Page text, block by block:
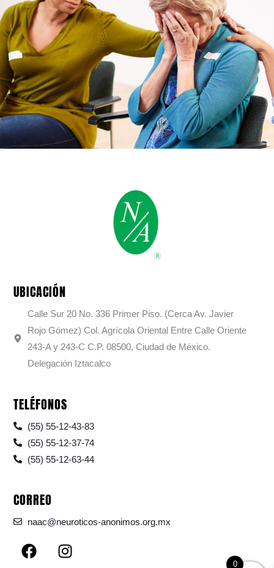
UBICACIÓN
Calle Sur 20 No. 336 Primer Piso. (Cerca Av. Javier
Rojo Gómez) Col. Agrícola Oriental Entre Calle Oriente
243-A y 243-C C.P. 08500, Ciudad de México.
Delegación Iztacalco
TELÉFONOS
(55) 55-12-43-83
(55) 55-12-37-74
(55) 55-12-63-44
CORREO
naac@neuroticos-anonimos.org.mx
F
a
I
n
0